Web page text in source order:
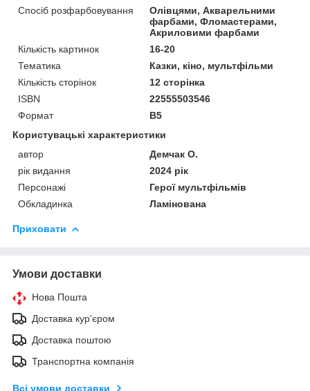
Спосіб розфарбовування
Олівцями, Акварельними
фарбами, Фломастерами,
Акриловими фарбами
Кількість картинок
16-20
Тематика
Казки, кіно, мультфільми
Кількість сторінок
12 сторінка
ISBN
22555503546
Формат
В5
Користувацькі характеристики
автор
Демчак О.
рік видання
2024 рік
Персонажі
Герої мультфільмів
Обкладинка
Ламінована
Приховати
Умови доставки
Нова Пошта
Доставка кур'єром
Доставка поштою
Транспортна компанія
Всі умови доставки